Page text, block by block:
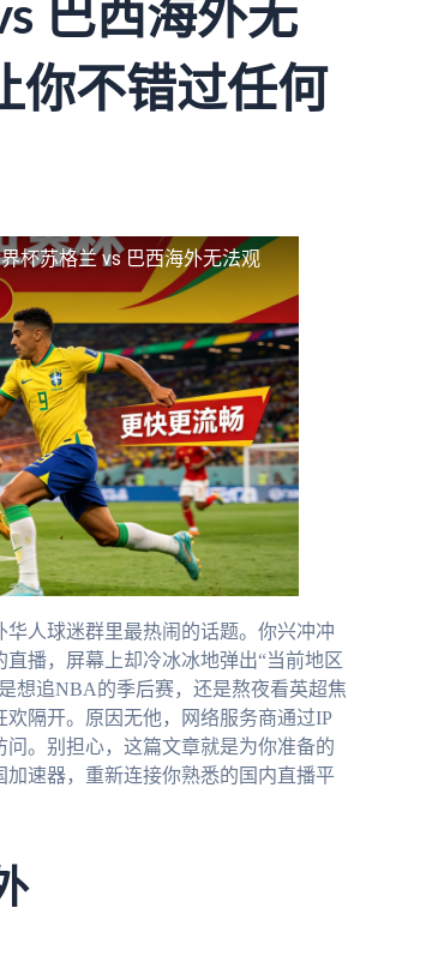
巴西海外无
你不错过任何
杯苏格兰 vs 巴西海外无法观
人球迷群里最热闹的话题。你兴冲冲
播，屏幕上却冷冰冰地弹出“当前地区
想追NBA的季后赛，还是熬夜看英超焦
隔开。原因无他，网络服务商通过IP
。别担心，这篇文章就是为你准备的
速器，重新连接你熟悉的国内直播平